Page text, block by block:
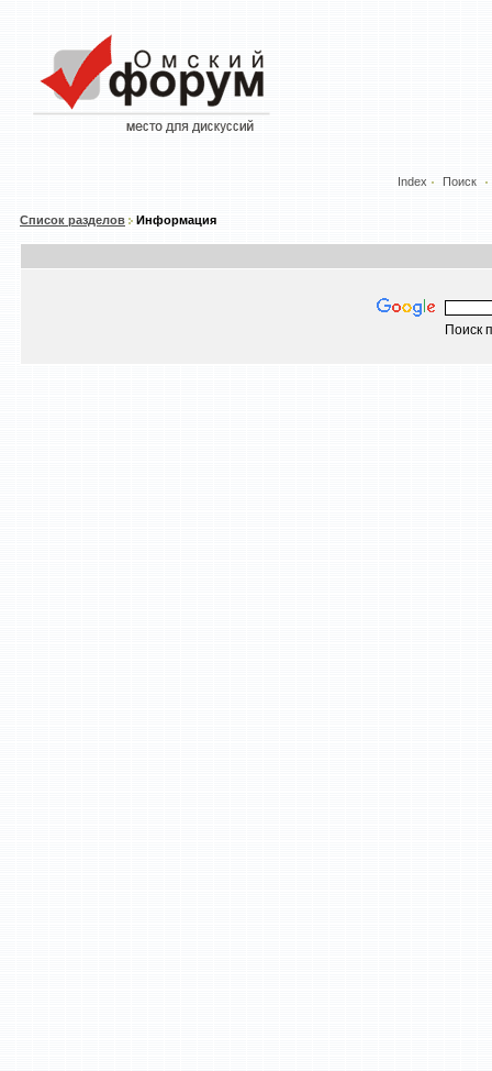
Index Поиск
Список разделов Информация
Поиск